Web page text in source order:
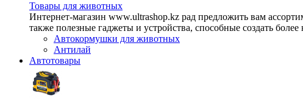
Товары для животных
Интернет-магазин www.ultrashop.kz рад предложить вам
также полезные гаджеты и устройства, способные создать
Автокормушки для животных
Антилай
Автотовары